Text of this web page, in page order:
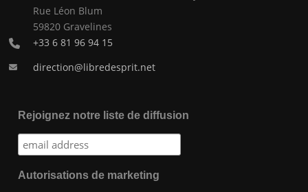
Rue Léon Blum
59820 Gravelines
+33 6 81 96 94 15
direction@libredesprit.net
Rejoignez notre liste de diffusion
Autorisations de marketing